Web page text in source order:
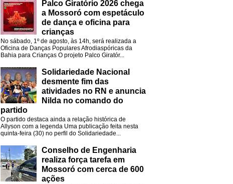
Palco Giratório 2026 chega
a Mossoró com espetáculo
de dança e oficina para
crianças
No sábado, 1º de agosto, às 14h, será realizada a
Oficina de Danças Populares Afrodiaspóricas da
Bahia para Crianças O projeto Palco Giratór...
Solidariedade Nacional
desmente fim das
atividades no RN e anuncia
Nilda no comando do
partido
O partido destaca ainda a relação histórica de
Allyson com a legenda Uma publicação feita nesta
quinta-feira (30) no perfil do Solidariedade...
Conselho de Engenharia
realiza força tarefa em
Mossoró com cerca de 600
ações